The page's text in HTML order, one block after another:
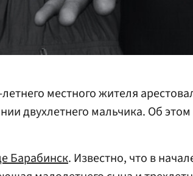
местного жителя
двухлетнего мальчика. Об
Барабинск. Известно, что в